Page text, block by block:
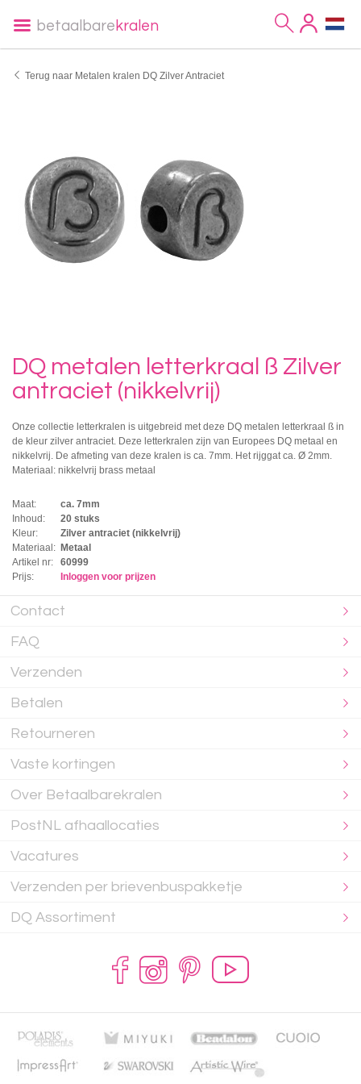
betaalbare kralen
Terug naar Metalen kralen DQ Zilver Antraciet
DQ metalen letterkraal ß Zilver
antraciet (nikkelvrij)
Onze collectie letterkralen is uitgebreid met deze DQ metalen letterkraal ß in
de kleur zilver antraciet. Deze letterkralen zijn van Europees DQ metaal en
nikkelvrij. De afmeting van deze kralen is ca. 7mm. Het rijggat ca. Ø 2mm.
Materiaal: nikkelvrij brass metaal
Maat:
ca. 7mm
Inhoud:
20 stuks
Kleur:
Zilver antraciet (nikkelvrij)
Materiaal: Metaal
Artikel nr:
60999
Prijs:
Inloggen voor prijzen
Contact
FAQ
Verzenden
Betalen
Retourneren
Vaste kortingen
Over Betaalbarekralen
PostNL afhaallocaties
Vacatures
Verzenden per brievenbuspakketje
DQ Assortiment